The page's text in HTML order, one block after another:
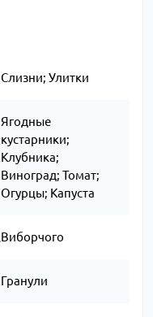
Слизни; Улитки
Ягодные
кустарники;
Клубника;
Виноград; Томат;
Огурцы; Капуста
Виборчого
Гранули